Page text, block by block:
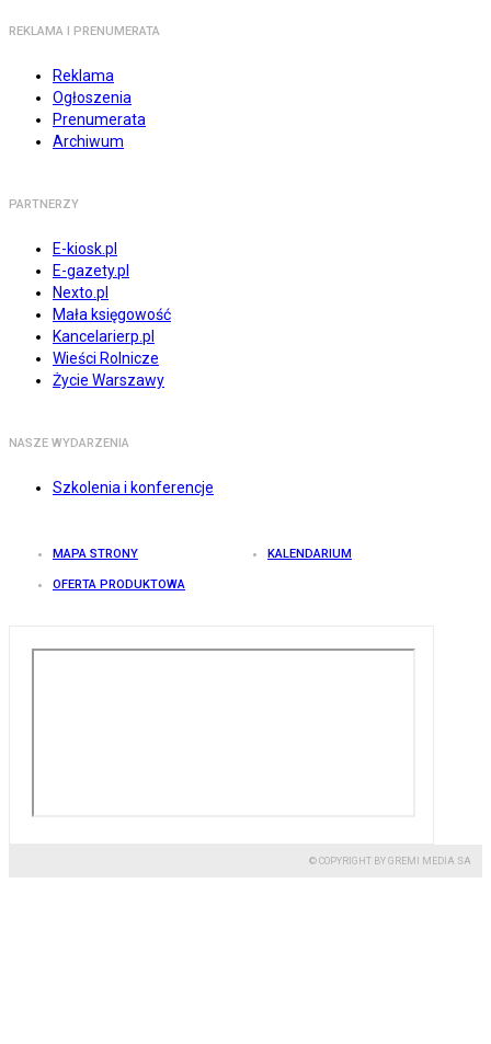
REKLAMA I PRENUMERATA
Reklama
Ogłoszenia
Prenumerata
Archiwum
PARTNERZY
E-kiosk.pl
E-gazety.pl
Nexto.pl
Mała księgowość
Kancelarierp.pl
Wieści Rolnicze
Życie Warszawy
NASZE WYDARZENIA
Szkolenia i konferencje
MAPA STRONY KALENDARIUM
OFERTA PRODUKTOWA
© COPYRIGHT BY GREMI MEDIA SA